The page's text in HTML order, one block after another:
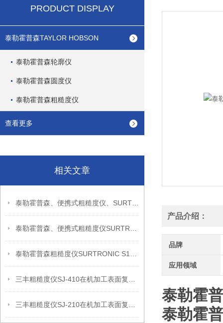
PRODUCT DISPLAY
泰勒霍普森TAYLOR HOBSON
泰勒霍普森轮廓仪
泰勒霍普森圆度仪
泰勒霍普森粗糙度仪
查看更多
相关文章
产品介绍：
品牌
应用领域
泰勒霍
泰勒霍